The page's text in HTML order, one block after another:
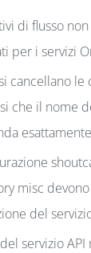
di flusso
per i servizi
cancellano le
che il nome
misc
del
del servizio